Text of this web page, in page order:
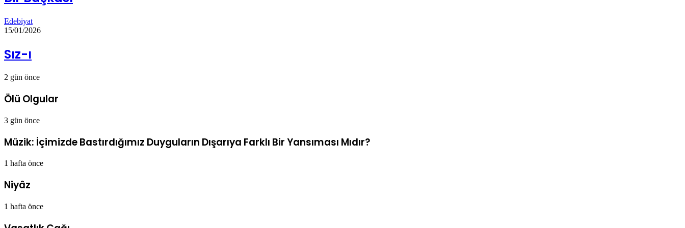
Edebiyat
15/01/2026
Sız-ı
2 gün önce
Ölü Olgular
3 gün önce
Müzik: İçimizde Bastırdığımız Duyguların Dışarıya Farklı Bir Yansıması Mıdır?
1 hafta önce
Niyâz
1 hafta önce